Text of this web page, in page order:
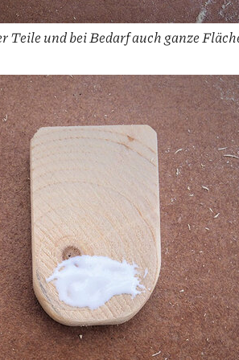
Teile und bei Bedarf auch ganze